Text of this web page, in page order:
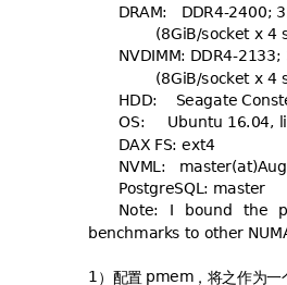
@
+<'"
.F
+<'"
?;2%--
$H;24=
.F2+,-
";I2
."2
"-& 
! ）配置 #，将之作为一